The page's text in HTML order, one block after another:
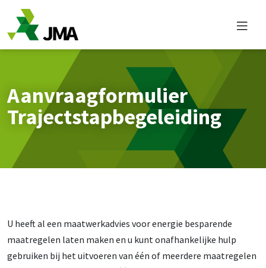
Overslaan en naar de inhoud gaan
Aanvraagformulier
Trajectstapbegeleiding
U heeft al een maatwerkadvies voor energie besparende
maatregelen laten maken en u kunt onafhankelijke hulp
gebruiken bij het uitvoeren van één of meerdere maatregelen